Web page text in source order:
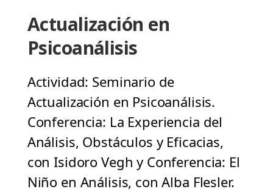
Actualización en
Psicoanálisis
Actividad: Seminario de
Actualización en Psicoanálisis.
Conferencia: La Experiencia del
Análisis, Obstáculos y Eficacias,
con Isidoro Vegh y Conferencia: El
Niño en Análisis, con Alba Flesler.